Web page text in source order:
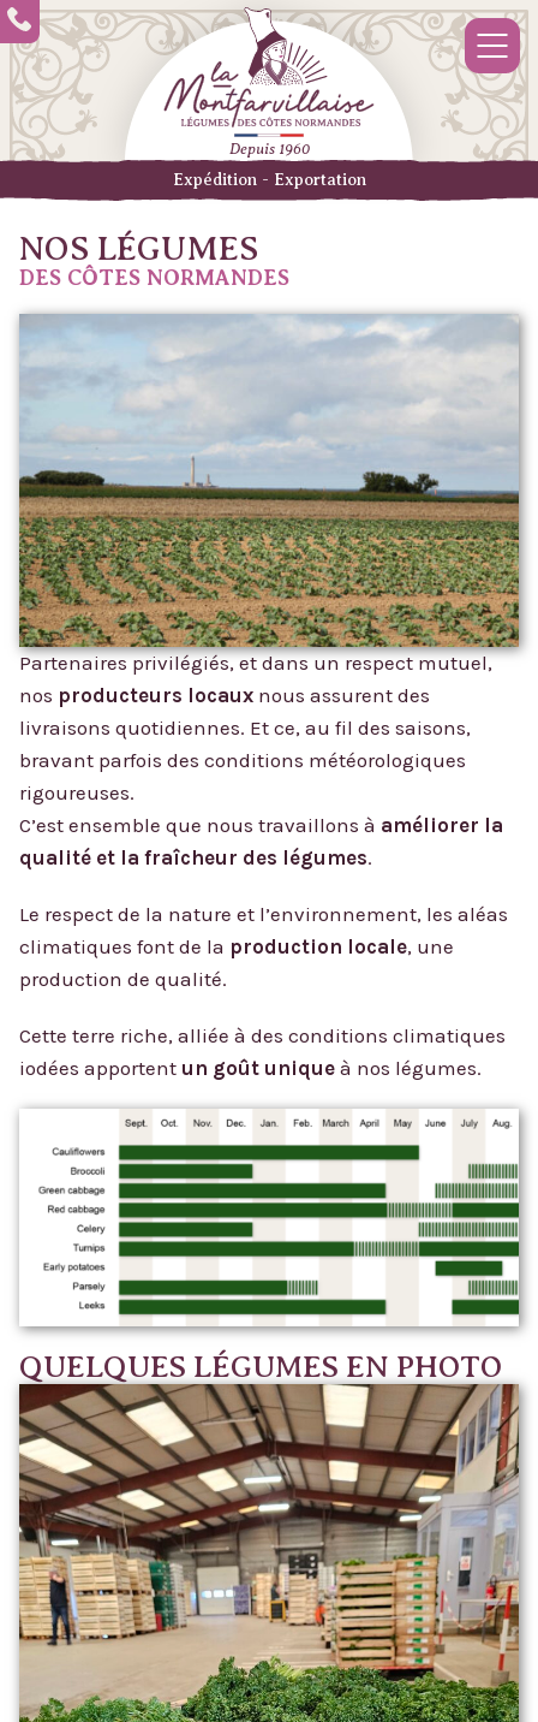
Depuis 1960
Expédition - Exportation
NOS LÉGUMES
DES CÔTES NORMANDES
Partenaires privilégiés, et dans un respect mutuel,
nos producteurs locaux nous assurent des
livraisons quotidiennes. Et ce, au fil des saisons,
bravant parfois des conditions météorologiques
rigoureuses.
C’est ensemble que nous travaillons à améliorer la
qualité et la fraîcheur des légumes.
Le respect de la nature et l’environnement, les aléas
climatiques font de la production locale, une
production de qualité.
Cette terre riche, alliée à des conditions climatiques
iodées apportent un goût unique à nos légumes.
QUELQUES LÉGUMES EN PHOTO